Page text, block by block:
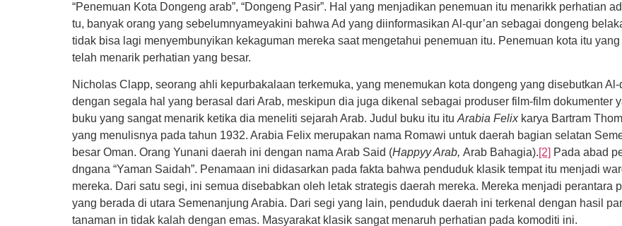
“Penemuan Kota Dongeng arab”, “Dongeng Pasir”. Hal yang menjadikan penemuan itu menarikk perhatian
tu, banyak orang yang sebelumnyameyakini bahwa Ad yang diinformasikan Al-qur’an sebagai dongeng
tidak bisa lagi menyembunyikan kekaguman mereka saat mengetahui penemuan itu. Penemuan kota itu
telah menarik perhatian yang besar.
Nicholas Clapp, seorang ahli kepurbakalaan terkemuka, yang menemukan kota dongeng yang disebutkan Al-
dengan segala hal yang berasal dari Arab, meskipun dia juga dikenal sebagai produser film-film dokumenter
buku yang sangat menarik ketika dia meneliti sejarah Arab. Judul buku itu itu Arabia Felix karya Bartram
yang menulisnya pada tahun 1932. Arabia Felix merupakan nama Romawi untuk daerah bagian selatan
besar Oman. Orang Yunani daerah ini dengan nama Arab Said (Happyy Arab, Arab Bahagia).[2] Pada abad
dngana “Yaman Saidah”. Penamaan ini didasarkan pada fakta bahwa penduduk klasik tempat itu menjadi
mereka. Dari satu segi, ini semua disebabkan oleh letak strategis daerah mereka. Mereka menjadi perantara
yang berada di utara Semenanjung Arabia. Dari segi yang lain, penduduk daerah ini terkenal dengan hasil
tanaman in tidak kalah dengan emas. Masyarakat klasik sangat menaruh perhatian pada komoditi ini.